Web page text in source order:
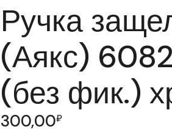
Ручка
(Аякс)
(без фик.)
300,00₽